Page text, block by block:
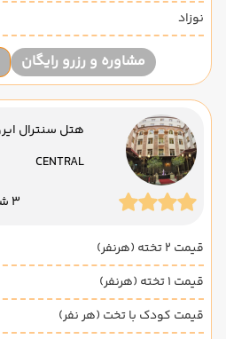
نوزاد
مشاوره و رزرو رایگان
هتل سنترال
CENTRAL
3 شب
قیمت 2 تخته (هرنفر)
قیمت 1 تخته (هرنفر)
قیمت کودک با تخت (هر نفر)